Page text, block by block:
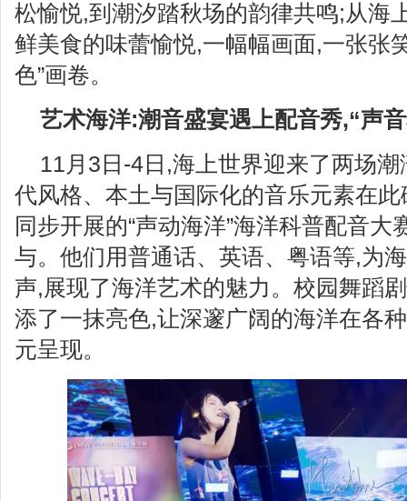
松愉悦,到潮汐踏秋场的韵律共鸣;从海
鲜美食的味蕾愉悦,一幅幅画面,一张张
色”画卷。
艺术海洋:潮音盛宴遇上配音秀,“声
11月3日-4日,海上世界迎来了两场
代风格、本土与国际化的音乐元素在
同步开展的“声动海洋”海洋科普配音
与。他们用普通话、英语、粤语等,为
声,展现了海洋艺术的魅力。校园舞蹈
添了一抹亮色,让深邃广阔的海洋在各
元呈现。